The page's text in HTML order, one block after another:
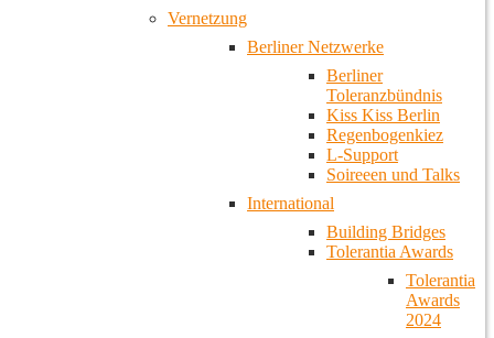
Vernetzung
Berliner Netzwerke
Berliner
Toleranzbündnis
Kiss Kiss Berlin
Regenbogenkiez
L-Support
Soireeen und Talks
International
Building Bridges
Tolerantia Awards
Tolerantia
Awards
2024